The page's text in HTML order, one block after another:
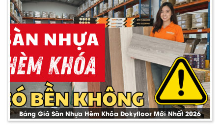
Bảng Giá Sàn Nhựa Hèm Khóa Dokyfloor Mới Nhất 2026